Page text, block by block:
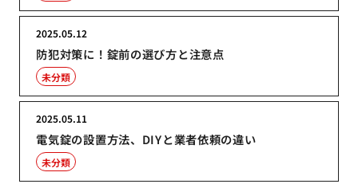
防犯対策に！錠前の選び方と注意点
2025.05.12
未分類
電気錠の設置方法、DIYと業者依頼の違い
2025.05.11
未分類